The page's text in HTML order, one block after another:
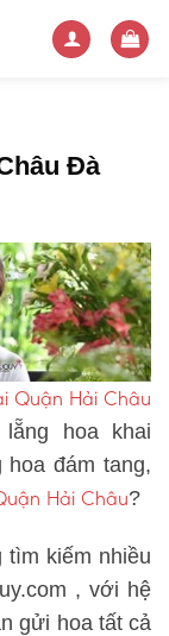
Đà
Quận Hải Châu
hoa khai
đám tang,
Hải Châu?
tìm kiếm nhiều
, với hệ
gửi hoa tất cả